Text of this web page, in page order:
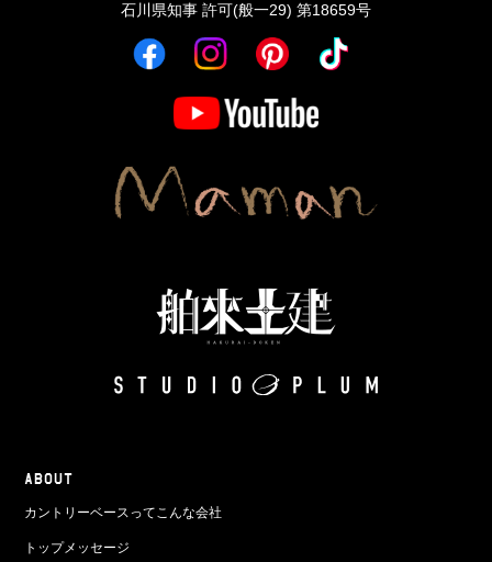
石川県知事 許可(般一29) 第18659号
ABOUT
カントリーベースってこんな会社
トップメッセージ